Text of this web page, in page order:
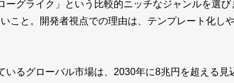
グライク」という比較的ニッチなジャンルを選
こと。開発者視点での理由は、テンプレート化し
るグローバル市場は、2030年に8兆円を超える見